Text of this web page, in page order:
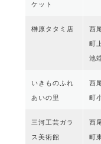
ケット
榊原タタミ店 西
町
池
いきものふれ
あいの里
西
町
三河工芸ガラ
ス美術館
西
町